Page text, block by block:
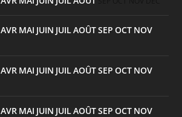
AVR MAI JUIN JUIL AOÛTSEP OCT NOV
AVR MAI JUIN JUIL AOÛTSEP OCT NOV
AVR MAI JUIN JUIL AOÛTSEP OCT NOV